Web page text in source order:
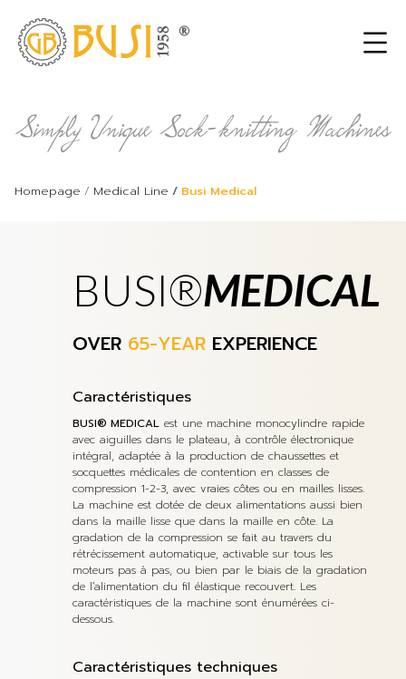
Homepage Medical Line Busi Medical
BUSI®MEDICAL
OVER 65-YEAREXPERIENCE
Caractéristiques
BUSI® MEDICALest une machine monocylindre rapide
avec aiguilles dans le plateau, à contrôle électronique
intégral, adaptée à la production de chaussettes et
socquettes médicales de contention en classes de
compression 1-2-3, avec vraies côtes ou en mailles lisses.
La machine est dotée de deux alimentations aussi bien
dans la maille lisse que dans la maille en côte. La
gradation de la compression se fait au travers du
rétrécissement automatique, activable sur tous les
moteurs pas à pas, ou bien par le biais de la gradation
de l’alimentation du fil élastique recouvert. Les
caractéristiques de la machine sont énumérées ci-
dessous.
Caractéristiques techniques